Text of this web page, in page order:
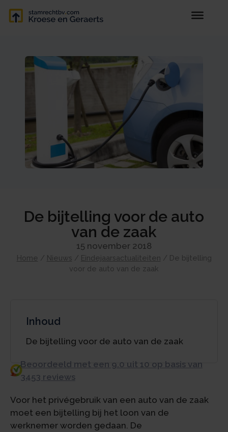
De bijtelling voor de auto
van de zaak
15 november 2018
Home / Nieuws / Eindejaarsactualiteiten / De bijtelling
voor de auto van de zaak
Inhoud
De bijtelling voor de auto van de zaak
Beoordeeld met een 9.0 uit 10 op basis van
3453 reviews
Voor het privégebruik van een auto van de zaak
moet een bijtelling bij het loon van de
werknemer worden gedaan. De